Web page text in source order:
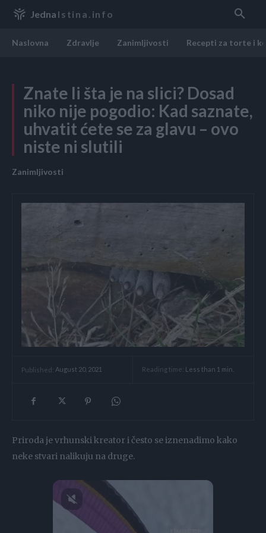
Jedna Istina.info
Naslovna Zdravlje Zanimljivosti Recepti za torte i
Znate li šta je na slici? Dosad
niko nije pogodio: Kad saznate,
uhvatit ćete se za glavu – ovo
niste ni slutili
Zanimljivosti
Published: August 20, 2021 Reading time: Less than 1 min.
Priroda je vrhunski kreator i često se iznenadimo kako
neke stvari nalikuju na druge.